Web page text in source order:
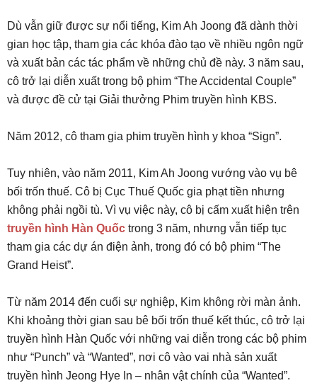
Dù vẫn giữ được sự nổi tiếng, Kim Ah Joong đã dành thời
gian học tập, tham gia các khóa đào tạo về nhiều ngôn ngữ
và xuất bản các tác phẩm về những chủ đề này. 3 năm sau,
cô trở lại diễn xuất trong bộ phim “The Accidental Couple”
và được đề cử tại Giải thưởng Phim truyền hình KBS.
Năm 2012, cô tham gia phim truyền hình y khoa “Sign”.
Tuy nhiên, vào năm 2011, Kim Ah Joong vướng vào vụ bê
bối trốn thuế. Cô bị Cục Thuế Quốc gia phạt tiền nhưng
không phải ngồi tù. Vì vụ việc này, cô bị cấm xuất hiện trên
truyền hình Hàn Quốc trong 3 năm, nhưng vẫn tiếp tục
tham gia các dự án điện ảnh, trong đó có bộ phim “The
Grand Heist”.
Từ năm 2014 đến cuối sự nghiệp, Kim không rời màn ảnh.
Khi khoảng thời gian sau bê bối trốn thuế kết thúc, cô trở lại
truyền hình Hàn Quốc với những vai diễn trong các bộ phim
như “Punch” và “Wanted”, nơi cô vào vai nhà sản xuất
truyền hình Jeong Hye In – nhân vật chính của “Wanted”.